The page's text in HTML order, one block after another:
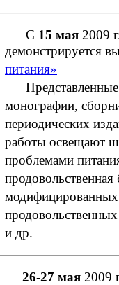
С 15 мая 2009
демонстрируется
питания»
Представленные
монографии,
периодических
работы освещают
проблемами
продовольственная
модифицированных
и др.
26-27 мая 2009